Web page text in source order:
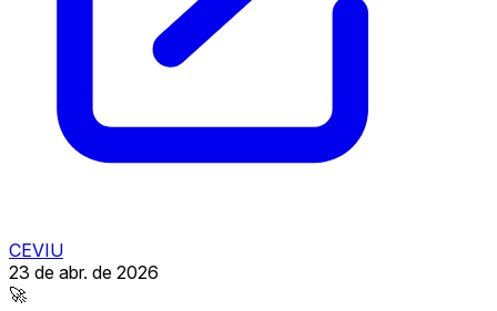
CEVIU
23 de abr. de 2026
🚀